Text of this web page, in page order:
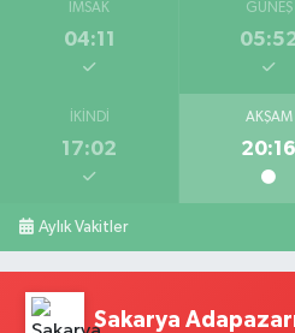
İMSAK
04:11
GÜNEŞ
İKINDI
17:02
AKŞAM
20:16
Aylık Vakitler
Sakarya